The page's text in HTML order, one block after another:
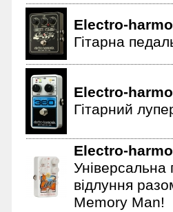
Electro-
Гітарна
Electro-
Гітарний
Electro-
Універсальна
відлуння
Memory Man!